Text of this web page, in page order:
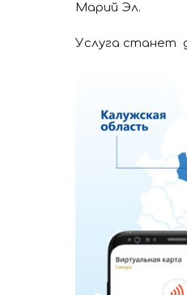
Марий Эл.
Услуга станет